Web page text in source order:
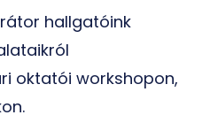
hallgatóink
oktatói workshopon,